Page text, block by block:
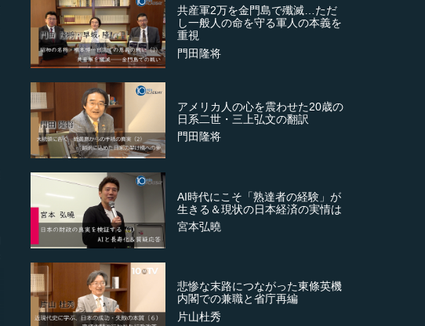
共産軍2万を金門島で殲滅…ただ
し一般人の命を守る軍人の本義を
重視
門田隆将
アメリカ人の心を震わせた20歳の
日系二世・三上弘文の翻訳
門田隆将
AI時代にこそ「熟達者の経験」が
生きる＆現状の日本経済の実情は
宮本弘曉
悲惨な末路につながった東條英機
内閣での兼職と省庁再編
片山杜秀